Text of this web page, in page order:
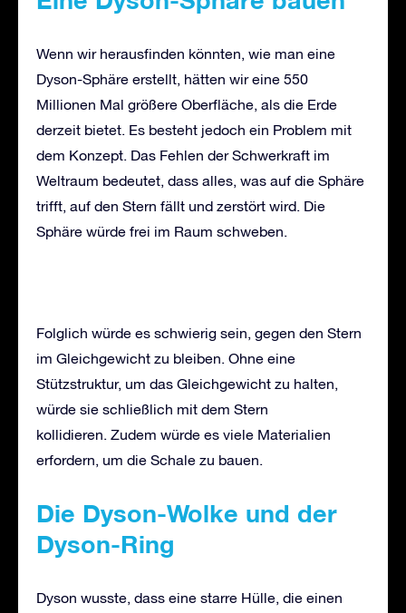
Wenn wir herausfinden könnten, wie man eine
Dyson-Sphäre erstellt, hätten wir eine 550
Millionen Mal größere Oberfläche, als die Erde
derzeit bietet. Es besteht jedoch ein Problem mit
dem Konzept. Das Fehlen der Schwerkraft im
Weltraum bedeutet, dass alles, was auf die Sphäre
trifft, auf den Stern fällt und zerstört wird. Die
Sphäre würde frei im Raum schweben.
Folglich würde es schwierig sein, gegen den Stern
im Gleichgewicht zu bleiben. Ohne eine
Stützstruktur, um das Gleichgewicht zu halten,
würde sie schließlich mit dem Stern
kollidieren. Zudem würde es viele Materialien
erfordern, um die Schale zu bauen.
Die Dyson-Wolke und der
Dyson-Ring
Dyson wusste, dass eine starre Hülle, die einen